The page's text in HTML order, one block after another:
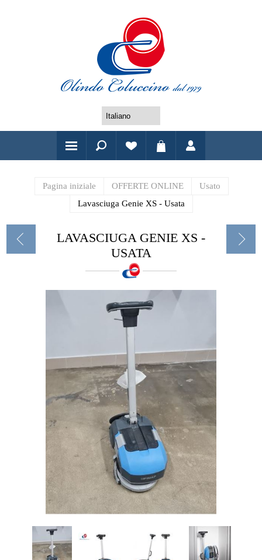
Pagina iniziale OFFERTE ONLINE
Usato
Lavasciuga Genie XS - Usata
LAVASCIUGA GENIE XS -
USATA